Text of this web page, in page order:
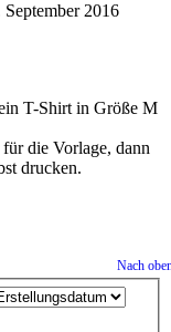
September 2016
T-Shirt in Größe M
die Vorlage, dann
drucken.
Nach